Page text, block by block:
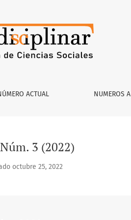
ACTUAL NUMEROS
3 (2022)
octubre 25, 2022